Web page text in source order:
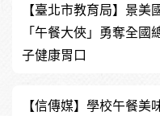
【臺北市教育局】景
「午餐大俠」勇奪全
子健康胃口
【信傳媒】學校午餐